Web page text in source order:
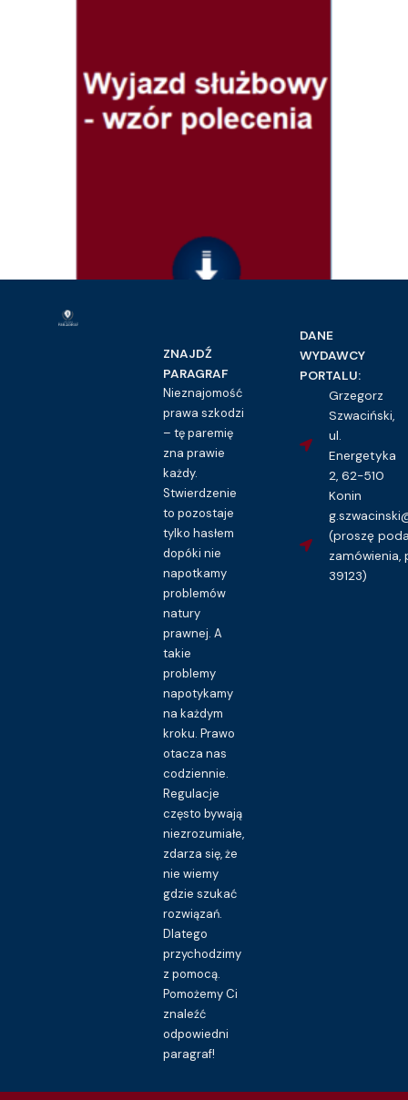
Prawo pracy i ubezpieczeń społecznych
Wyjazd służbowy – wzór polecenia
Kupuję dostęp do wzoru pisma
ZNAJDŹ
PARAGRAF
Nieznajomość
prawa szkodzi
– tę paremię
zna prawie
każdy.
Stwierdzenie
to pozostaje
tylko hasłem
dopóki nie
napotkamy
problemów
natury
prawnej. A
takie
problemy
napotykamy
na każdym
kroku. Prawo
otacza nas
codziennie.
Regulacje
często bywają
niezrozumiałe,
zdarza się, że
nie wiemy
gdzie szukać
rozwiązań.
Dlatego
przychodzimy
z pomocą.
Pomożemy Ci
znaleźć
odpowiedni
paragraf!
DANE
WYDAWCY
PORTALU:
Grzegorz
Szwaciński,
ul.
Energetyka
2, 62-510
Konin
(proszę
zamówienia,
39123)